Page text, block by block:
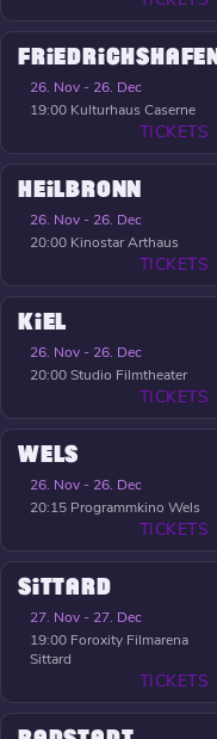
FRIEDRICHSHAFEN
26. Nov - 26. Dec
19:00 Kulturhaus Caserne
TICKETS
HEILBRONN
26. Nov - 26. Dec
20:00 Kinostar Arthaus
TICKETS
KIEL
26. Nov - 26. Dec
20:00Studio Filmtheater
TICKETS
WELS
26. Nov - 26. Dec
20:15 Programmkino Wels
TICKETS
SITTARD
27. Nov - 27. Dec
19:00 Foroxity Filmarena
Sittard
TICKETS